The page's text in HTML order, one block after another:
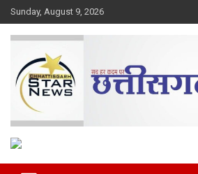
Skip
to
content
Sunday, August 9, 2026
Chhattisgarh Star